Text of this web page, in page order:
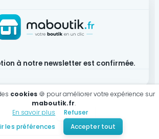
à notre newsletter est confirmée.
bien ajouté à votre panier
Continuer mes achats
cookies 🍪 pour améliorer votre expérience sur
maboutik.fr.
En savoir plus
Refuser
les préférences
Accepter tout